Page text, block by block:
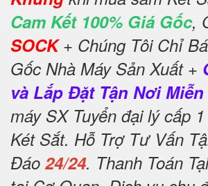
Cam Kết 100% Giá Gốc,
SOCK+ Chúng Tôi Chỉ
Gốc Nhà Máy Sản Xuất +
và Lắp Đặt Tận Nơi
máy SX Tuyển đại lý cấp
Két Sắt. Hỗ Trợ Tư Vấn
Đáo 24/24. Thanh Toán